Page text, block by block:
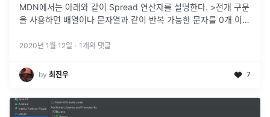
MDN에서는 아래와 같이 Spread 연산자를 설명한다. >전개 구문
을 사용하면 배열이나 문자열과 같이 반복 가능한 문자를 0개 이상
확장하여, 0개 이상의 키-값의 쌍으로 객체로 확장시킬 수 있습니
2020년 1월 12일 · 1 개의 댓글
by 최진우 7